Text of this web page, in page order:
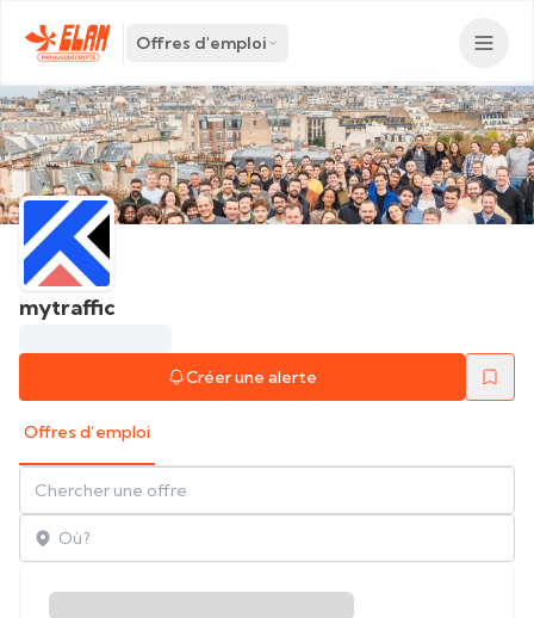
Offres d'emploi
mytraffic
Créer une alerte
Offres d’emploi